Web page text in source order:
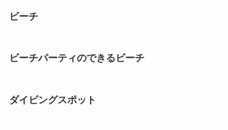
ビーチ
ビーチパーティのできるビーチ
ダイビングスポット